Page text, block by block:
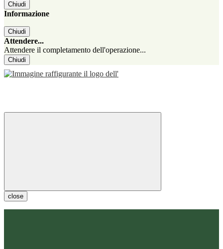
Chiudi
Informazione
Chiudi
Attendere...
Attendere il completamento dell'operazione...
Chiudi
close